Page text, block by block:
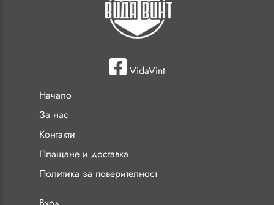
VidaVint
Начало
За нас
Контакти
Плащане и доставка
Политика за поверителност